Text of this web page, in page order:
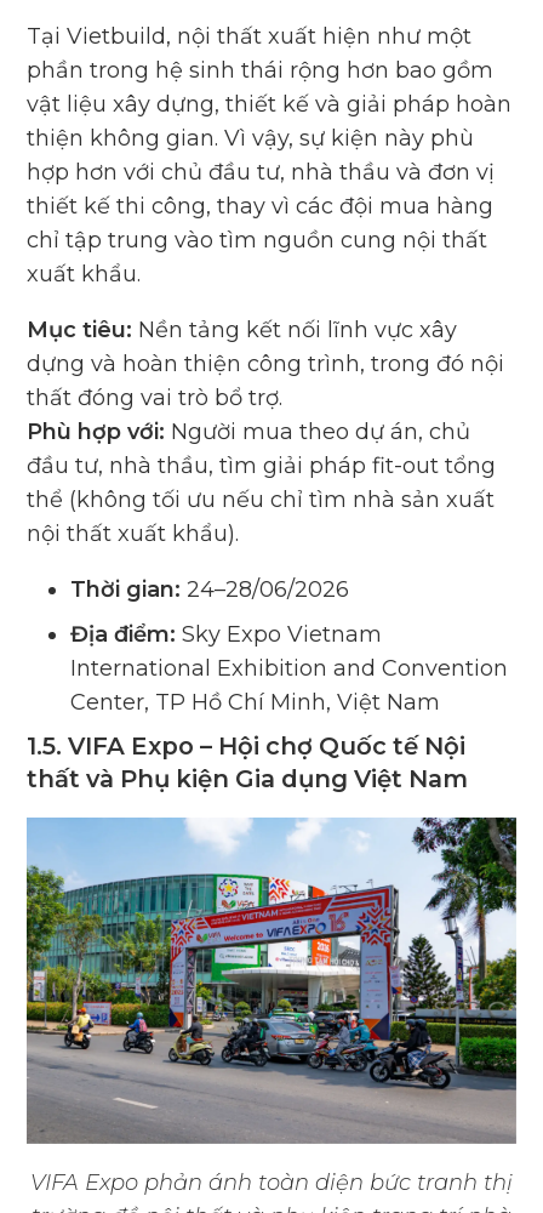
Tại Vietbuild, nội thất xuất hiện như một
phần trong hệ sinh thái rộng hơn bao gồm
vật liệu xây dựng, thiết kế và giải pháp hoàn
thiện không gian. Vì vậy, sự kiện này phù
hợp hơn với chủ đầu tư, nhà thầu và đơn vị
thiết kế thi công, thay vì các đội mua hàng
chỉ tập trung vào tìm nguồn cung nội thất
xuất khẩu.
Mục tiêu: Nền tảng kết nối lĩnh vực xây
dựng và hoàn thiện công trình, trong đó nội
thất đóng vai trò bổ trợ.
Phù hợp với: Người mua theo dự án, chủ
đầu tư, nhà thầu, tìm giải pháp fit-out tổng
thể (không tối ưu nếu chỉ tìm nhà sản xuất
nội thất xuất khẩu).
Thời gian: 24–28/06/2026
Địa điểm: Sky Expo Vietnam
International Exhibition and Convention
Center, TP Hồ Chí Minh, Việt Nam
1.5. VIFA Expo – Hội chợ Quốc tế Nội
thất và Phụ kiện Gia dụng Việt Nam
VIFA Expo phản ánh toàn diện bức tranh thị